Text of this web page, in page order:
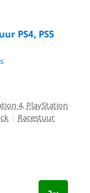
PS4, PS5
4, PlayStation
| Racestuur